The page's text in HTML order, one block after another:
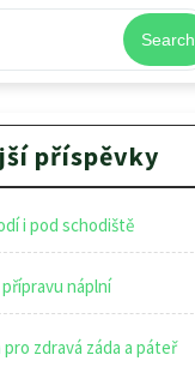
Search
příspěvky
i pod schodiště
náplní
pro zdravá záda a páteř